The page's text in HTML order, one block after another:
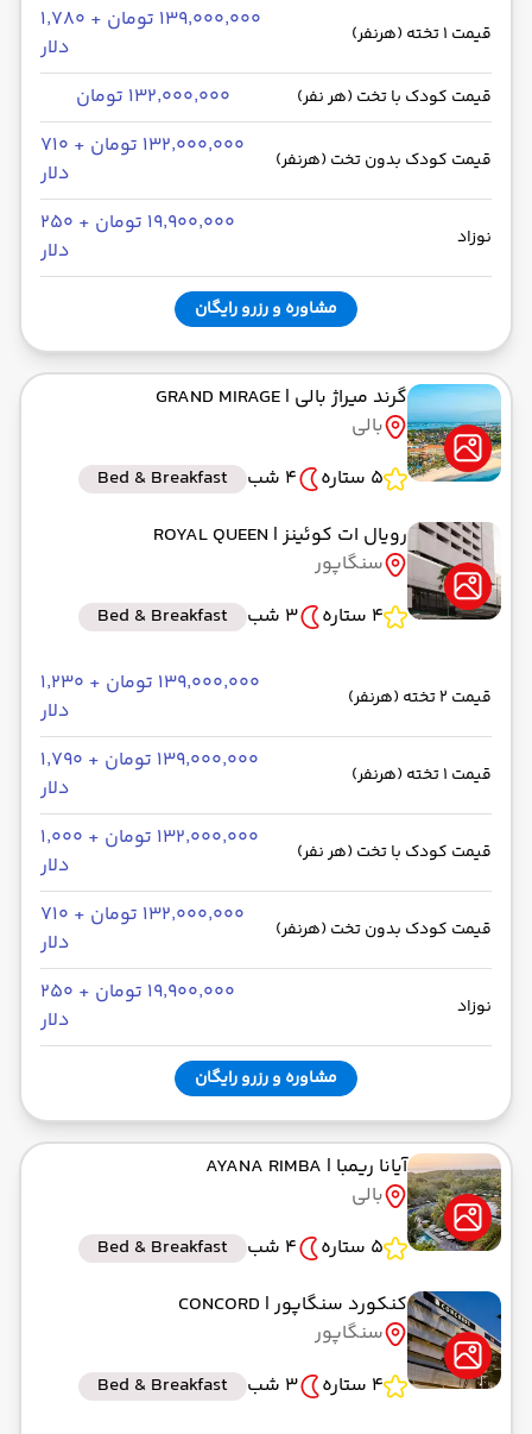
قیمت 1 تخته (هرنفر)
۱۳۹٬۰۰۰٬۰۰۰ تومان + ۱٬۷۸۰
دلار
قیمت کودک با تخت (هر نفر) ۱۳۲٬۰۰۰٬۰۰۰ تومان
قیمت کودک بدون تخت (هرنفر)
۱۳۲٬۰۰۰٬۰۰۰ تومان + ۷۱۰
دلار
نوزاد
۱۹٬۹۰۰٬۰۰۰ تومان + ۲۵۰
دلار
مشاوره و رزرو رایگان
گرند میراژ بالی | GRAND MIRAGE
بالی
5 ستاره
4 شب
Bed & Breakfast
رویال ات کوئینز| ROYAL QUEEN
سنگاپور
4 ستاره
3 شب Bed & Breakfast
قیمت 2 تخته (هرنفر)
۱۳۹٬۰۰۰٬۰۰۰ تومان + ۱٬۲۳۰
دلار
قیمت 1 تخته (هرنفر)
۱۳۹٬۰۰۰٬۰۰۰ تومان + ۱٬۷۹۰
دلار
قیمت کودک با تخت (هر نفر)
۱۳۲٬۰۰۰٬۰۰۰ تومان + ۱٬۰۰۰
دلار
قیمت کودک بدون تخت (هرنفر)
۱۳۲٬۰۰۰٬۰۰۰ تومان + ۷۱۰
دلار
نوزاد
۱۹٬۹۰۰٬۰۰۰ تومان + ۲۵۰
دلار
مشاوره و رزرو رایگان
آیانا ریمبا | AYANA RIMBA
بالی
5 ستاره
4 شب
Bed & Breakfast
کنکورد سنگاپور| CONCORD
سنگاپور
4 ستاره
3 شب Bed & Breakfast